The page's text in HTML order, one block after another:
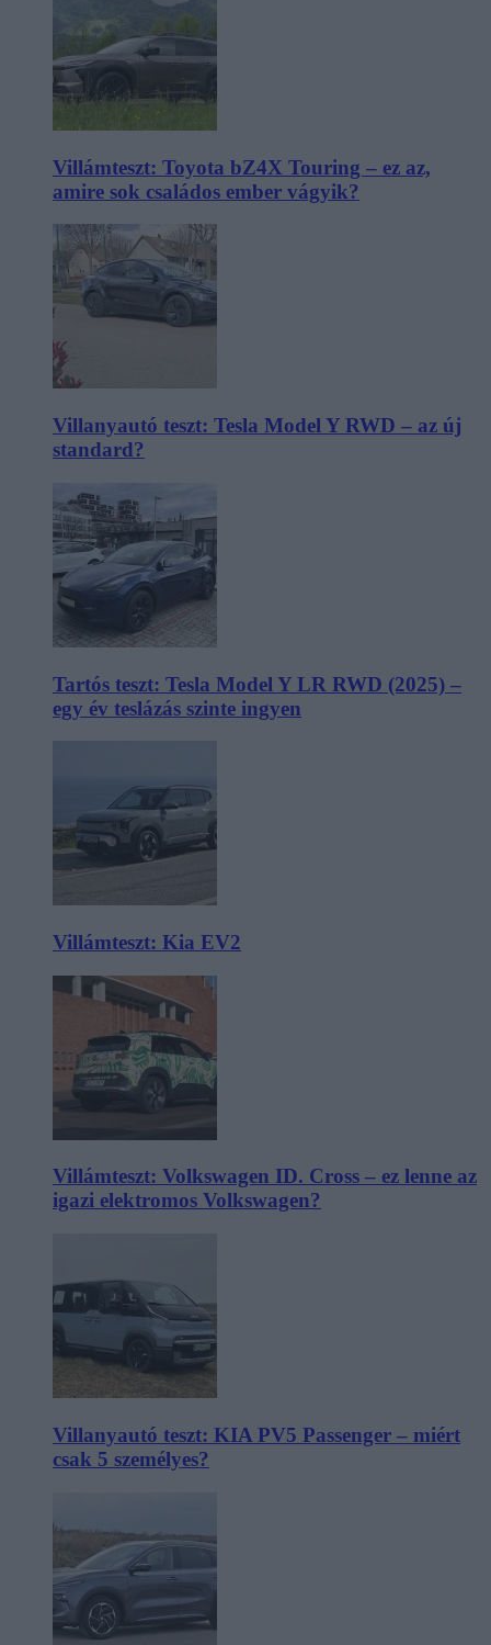
Villámteszt: Toyota bZ4X Touring – ez az,
amire sok családos ember vágyik?
Villanyautó teszt: Tesla Model Y RWD – az új
standard?
Tartós teszt: Tesla Model Y LR RWD (2025) –
egy év teslázás szinte ingyen
Villámteszt: Kia EV2
Villámteszt: Volkswagen ID. Cross – ez lenne az
igazi elektromos Volkswagen?
Villanyautó teszt: KIA PV5 Passenger – miért
csak 5 személyes?